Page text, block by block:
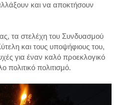
και να αποκτήσουν
τα στελέχη του Συνδυασμού
και τους υποψήφιους του,
για έναν καλό προεκλογικό
πολιτικό πολιτισμό.